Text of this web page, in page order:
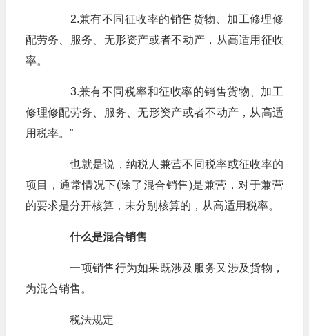
2.兼有不同征收率的销售货物、加工修理修
配劳务、服务、无形资产或者不动产，从高适用征收
率。
3.兼有不同税率和征收率的销售货物、加工
修理修配劳务、服务、无形资产或者不动产，从高适
用税率。”
也就是说，纳税人兼营不同税率或征收率的
项目，通常情况下(除了混合销售)是兼营，对于兼营
的要求是分开核算，未分别核算的，从高适用税率。
什么是混合销售
一项销售行为如果既涉及服务又涉及货物，
为混合销售。
税法规定